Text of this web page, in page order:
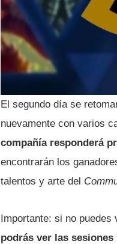
El segundo dí­a se
nuevamente con varios
compañí­a responderá
encontrarán los
talentos y arte del
Importante: si no puedes
podrás ver las sesiones